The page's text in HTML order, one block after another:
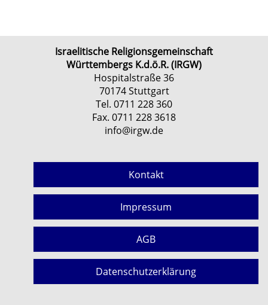
Israelitische Religionsgemeinschaft
Württembergs K.d.ö.R. (IRGW)
Hospitalstraße 36
70174 Stuttgart
Tel. 0711 228 360
Fax. 0711 228 3618
info@irgw.de
Kontakt
Impressum
AGB
Datenschutzerklärung